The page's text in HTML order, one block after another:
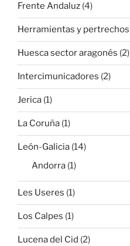
Frente Andaluz (4)
Herramientas y pertrechos
Huesca sector aragonés (2)
Intercimunicadores (2)
Jerica (1)
La Coruña (1)
León-Galicia (14)
Andorra (1)
Les Useres (1)
Los Calpes (1)
Lucena del Cid (2)